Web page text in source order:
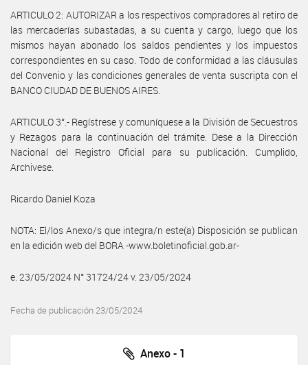
ARTICULO 2: AUTORIZAR a los respectivos compradores al retiro de
las mercaderías subastadas, a su cuenta y cargo, luego que los
mismos hayan abonado los saldos pendientes y los impuestos
correspondientes en su caso. Todo de conformidad a las cláusulas
del Convenio y las condiciones generales de venta suscripta con el
BANCO CIUDAD DE BUENOS AIRES.
ARTICULO 3°.- Regístrese y comuníquese a la División de Secuestros
y Rezagos para la continuación del trámite. Dese a la Dirección
Nacional del Registro Oficial para su publicación. Cumplido,
Archivese.
Ricardo Daniel Koza
NOTA: El/los Anexo/s que integra/n este(a) Disposición se publican
en la edición web del BORA -www.boletinoficial.gob.ar-
e. 23/05/2024 N° 31724/24 v. 23/05/2024
Fecha de publicación 23/05/2024
Anexo - 1